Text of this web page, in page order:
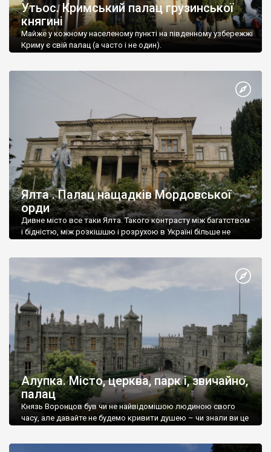
Утьос. Кримський палац грузинської
княгині
Майже у кожному населеному пункті на південному узбережжі
Криму є свій палац (а часто і не один).
Ялта . Палац нащадків Мордовської
орди
Дивне місто все таки Ялта. Такого контрасту між багатством
і бідністю, між розкішшю і розрухою в Україні більше не
Алупка. Місто, церква, парк і, звичайно,
палац
Князь Воронцов був чи не найвідомішою людиною свого
часу, але давайте не будемо кривити душею – чи знали ви це